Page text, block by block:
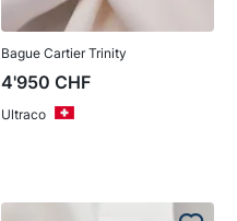
Bague Cartier Trinity
4'950 CHF
Ultraco